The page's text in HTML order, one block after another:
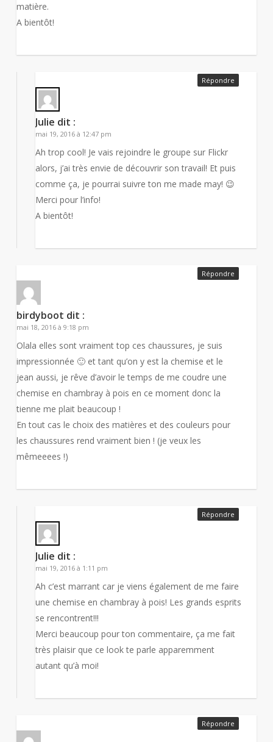
matière.
A bientôt!
Julie dit :
mai 19, 2016 à 12:47 pm
Ah trop cool! Je vais rejoindre le groupe sur Flickr
alors, j’ai très envie de découvrir son travail! Et puis
comme ça, je pourrai suivre ton me made may! 😉
Merci pour l’info!
A bientôt!
Répondre
birdyboot dit :
mai 18, 2016 à 9:18 pm
Olala elles sont vraiment top ces chaussures, je suis
impressionnée 🙂 et tant qu’on y est la chemise et le
jean aussi, je rêve d’avoir le temps de me coudre une
chemise en chambray à pois en ce moment donc la
tienne me plait beaucoup !
En tout cas le choix des matières et des couleurs pour
les chaussures rend vraiment bien ! (je veux les
mêmeeees !)
Répondre
Julie dit :
mai 19, 2016 à 1:11 pm
Ah c’est marrant car je viens également de me faire
une chemise en chambray à pois! Les grands esprits
se rencontrent!!!
Merci beaucoup pour ton commentaire, ça me fait
très plaisir que ce look te parle apparemment
autant qu’à moi!
Répondre
Répondre